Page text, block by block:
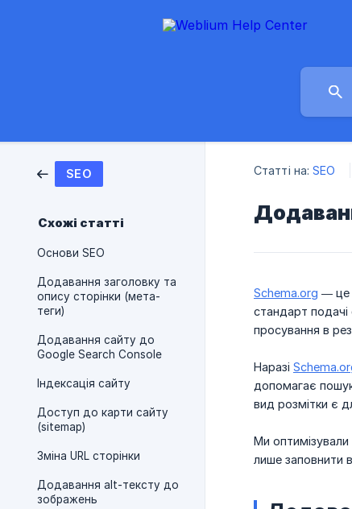
SEO
Схожі статті
Основи SEO
Додавання заголовку та
опису сторінки (мета-
теги)
Додавання сайту до
Google Search Console
Індексація сайту
Доступ до карти сайту
(sitemap)
Зміна URL сторінки
Додавання alt-тексту до
зображень
Статті на: SEO
Schema.org — це
стандарт
просування в
Наразі
допомагає
вид розмітки є
Ми оптимізували
лише заповнити